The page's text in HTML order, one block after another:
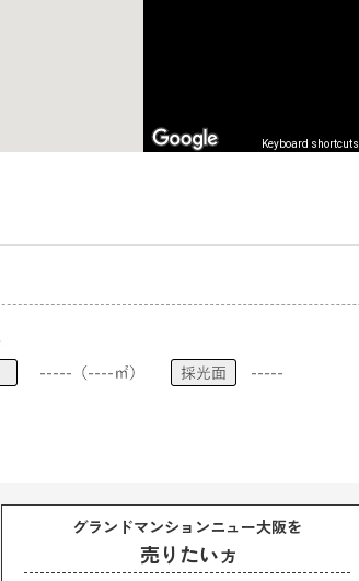
Keyboard shortcuts
グランドマンションニュー大阪を
売りたい方